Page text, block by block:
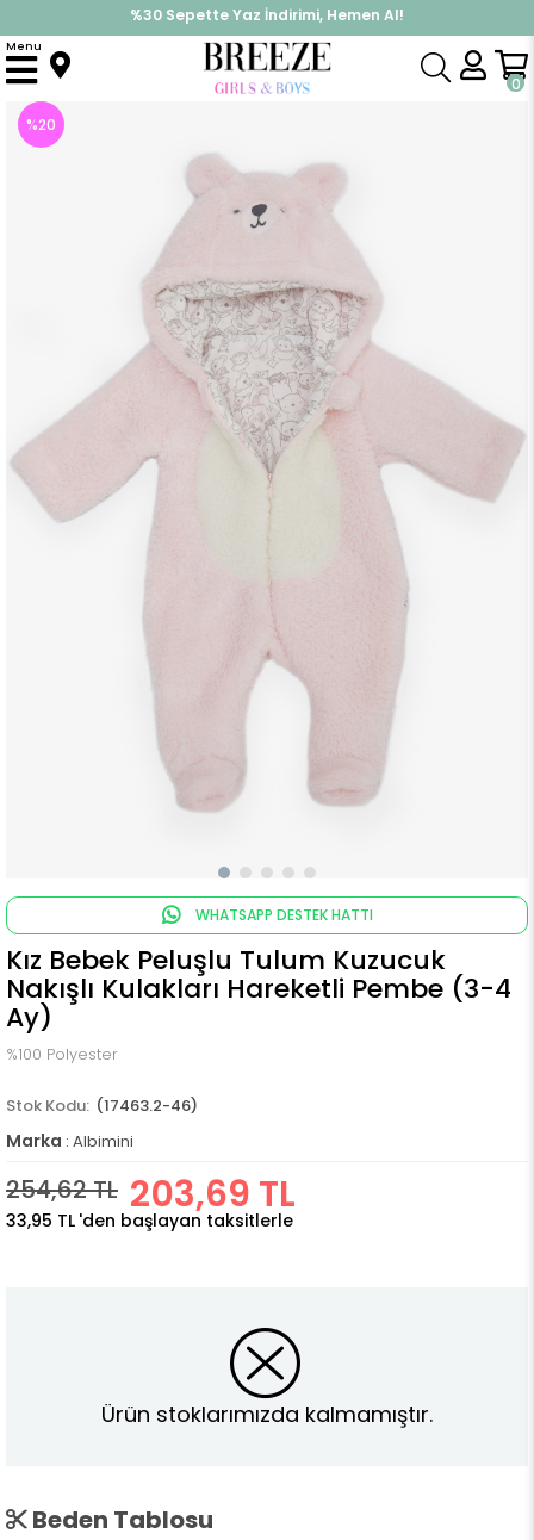
%30 Sepette Yaz İndirimi, Hemen Al!
İndirimlere ek %10 İndirimi Kap, Hemen Üye Ol!
0
Menu
Anasayfa Tulum Kız Bebek Peluşlu Tulum Kuzucuk Nakışlı Kulakları Hareketli Pembe (3-4 Ay)
%20
WHATSAPP DESTEK HATTI
Kız Bebek Peluşlu Tulum Kuzucuk
Nakışlı Kulakları Hareketli Pembe (3-4
Ay)
%100 Polyester
(17463.2-46)
Marka : Albimini
254,62 TL 203,69 TL
33,95 TL 'den başlayan taksitlerle
Ürün stoklarımızda kalmamıştır.
Beden Tablosu